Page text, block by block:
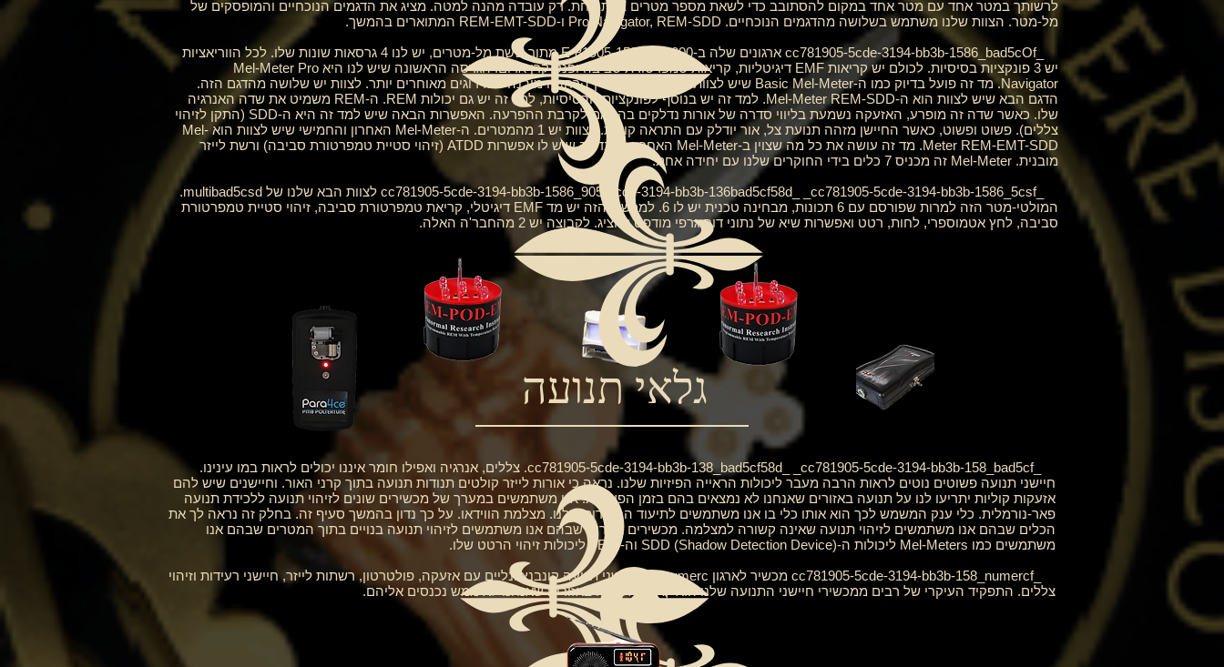
לרשותך במטר אחד עם מטר אחד במקום להסתובב כדי לשאת מספר מטרים בבת אחת. רק עובדה מהנה למטה. מציג את הדגמים הנוכחיים והמופסקים של
מל-מטר. הצוות שלנו משתמש בשלושה מהדגמים הנוכחיים. Pro Navigator, REM-SDD ו-REM-EMT-SDD המתוארים בהמשך.
_cc781905-5cde-3194-bb3b-1586_bad5cOf ארגונים שלה ב-E-81905-1586-800000 מתוך ששת מל-מטרים, יש לנו 4 גרסאות שונות שלו. לכל הווריאציות
יש 3 פונקציות בסיסיות. לכולם יש קריאות EMF דיגיטליות, קריאות טמפרטורת סביבה ופנס קרן אדום. הגרסה הראשונה שיש לנו היא Mel-Meter Pro
Navigator. מד זה פועל בדיוק כמו ה-Basic Mel-Meter שיש לצוות אחד, למעט חריץ הרחבה מובנה לשדרוגים מאוחרים יותר. לצוות יש שלושה מהדגם הזה.
הדגם הבא שיש לצוות הוא ה-Mel-Meter REM-SDD. למד זה יש בנוסף לפונקציות הבסיסיות, למד זה יש גם יכולות REM. ה-REM משמיט את שדה האנרגיה
שלו. כאשר שדה זה מופרע, האזעקה נשמעת בליווי סדרה של אורות נדלקים בהתאם לקרבת ההפרעה. האפשרות הבאה שיש למד זה היא ה-SDD (התקן לזיהוי
צללים). פשוט ופשוט, כאשר החיישן מזהה תנועת צל, אור יודלק עם התראה קולית. לצוות יש 1 מהמטרים. ה-Mel-Meter האחרון והחמישי שיש לצוות הוא Mel-
Meter REM-EMT-SDD. מד זה עושה את כל מה שצוין ב-Mel-Meter האחרון מלבד זה שיש לו אפשרות ATDD (זיהוי סטיית טמפרטורת סביבה) ורשת לייזר
מובנית. Mel-Meter זה מכניס 7 כלים בידי החוקרים שלנו עם יחידה אחת.
_cc781905-5cde-3194-bb3b-1586_905-5cde-3194-bb3b-136bad5cf58d_ _cc781905-5cde-3194-bb3b-1586_5csf לצוות הבא שלנו של multibad5csd.
המולטי-מטר הזה למרות שפורסם עם 6 תכונות, מבחינה טכנית יש לו 6. למכשיר הזה יש מד EMF דיגיטלי, קריאת טמפרטורת סביבה, זיהוי סטיית טמפרטורת
סביבה, לחץ אטמוספרי, לחות, רטט ואפשרות שיא של נתוני דוח גרפי מודפס להציג. לקבוצה יש 2 מהחבר'ה האלה.
גלאי תנועה
_cc781905-5cde-3194-bb3b-138_bad5cf58d_ _cc781905-5cde-3194-bb3b-158_bad5cf. צללים, אנרגיה ואפילו חומר איננו יכולים לראות במו עינינו.
חיישני תנועה פשוטים נוטים לראות הרבה מעבר ליכולות הראייה הפיזיות שלנו. נראה כי אורות לייזר קולטים תנודות תנועה בתוך קרני האור. וחיישנים שיש להם
אזעקות קוליות יתריעו לנו על תנועה באזורים שאנחנו לא נמצאים בהם בזמן הפעילות. אנו משתמשים במערך של מכשירים שונים לזיהוי תנועה ללכידת תנועה
פאר-נורמלית. כלי ענק המשמש לכך הוא אותו כלי בו אנו משתמשים לתיעוד החקירות שלנו. מצלמת הווידאו. על כך נדון בהמשך סעיף זה. בחלק זה נראה לך את
הכלים שבהם אנו משתמשים לזיהוי תנועה שאינה קשורה למצלמה. מכשירים אחרים שבהם אנו משתמשים לזיהוי תנועה בנויים בתוך המטרים שבהם אנו
משתמשים כמו Mel-Meters ליכולות ה-SDD (Shadow Detection Device) וה-EDI+ ליכולות זיהוי הרטט שלו.
_cc781905-5cde-3194-bb3b-158_numercf מכשיר לארגון detnumerc. חיישני תנועה קונבנציונליים עם אזעקה, פולטרטון, רשתות לייזר, חיישני רעידות וזיהוי
צללים. התפקיד העיקרי של רבים ממכשירי חיישני התנועה שלנו הוא לתפוס תנועה באזורים שאנחנו לא ממש נכנסים אליהם.